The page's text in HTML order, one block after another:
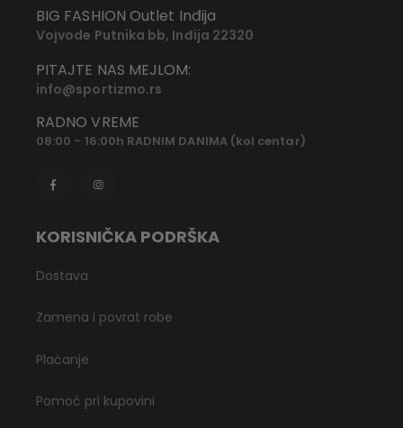
BIG FASHION Outlet Inđija
Vojvode Putnika bb, Inđija 22320
PITAJTE NAS MEJLOM:
info@sportizmo.rs
RADNO VREME
08:00 - 16:00h RADNIM DANIMA (kol centar)
KORISNIČKA PODRŠKA
Dostava
Zamena i povrat robe
Plaćanje
Pomoć pri kupovini